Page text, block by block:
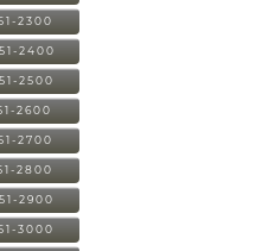
2300
2400
2500
2600
2700
2800
2900
3000